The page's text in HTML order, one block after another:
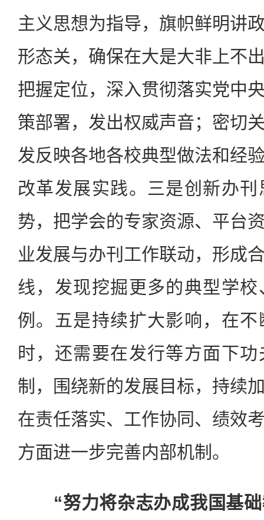
主义思想为指导，旗帜鲜明讲
形态关，确保在大是大非上不
把握定位，深入贯彻落实党中
策部署，发出权威声音；密切
发反映各地各校典型做法和经
改革发展实践。三是创新办
势，把学会的专家资源、平台
业发展与办刊工作联动，形成
线，发现挖掘更多的典型学
例。五是持续扩大影响，在
时，还需要在发行等方面下
制，围绕新的发展目标，持续
在责任落实、工作协同、绩效
方面进一步完善内部机制。
“努力将杂志办成我国基